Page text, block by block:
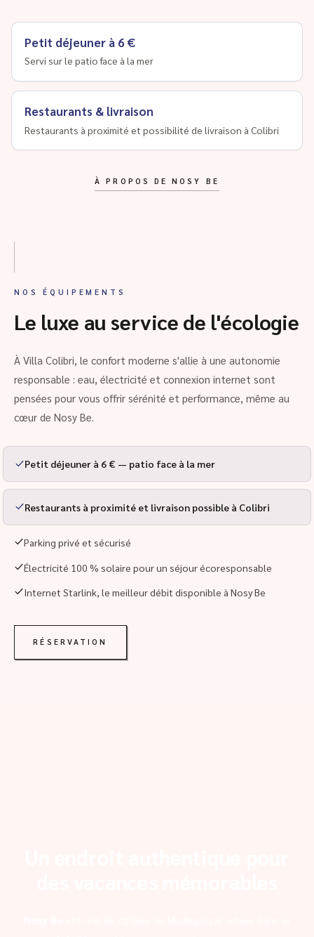
Petit déjeuner à 6 €
Servi sur le patio face à la mer
Restaurants & livraison
Restaurants à proximité et possibilité de livraison à Colibri
À PROPOS DE NOSY BE
NOS ÉQUIPEMENTS
Le luxe au service de l'écologie
À Villa Colibri, le confort moderne s'allie à une autonomie
responsable : eau, électricité et connexion internet sont
pensées pour vous offrir sérénité et performance, même au
cœur de Nosy Be.
Petit déjeuner à 6 € — patio face à la mer
Restaurants à proximité et livraison possible à Colibri
Parking privé et sécurisé
Électricité 100 % solaire pour un séjour écoresponsable
Internet Starlink, le meilleur débit disponible à Nosy Be
RÉSERVATION